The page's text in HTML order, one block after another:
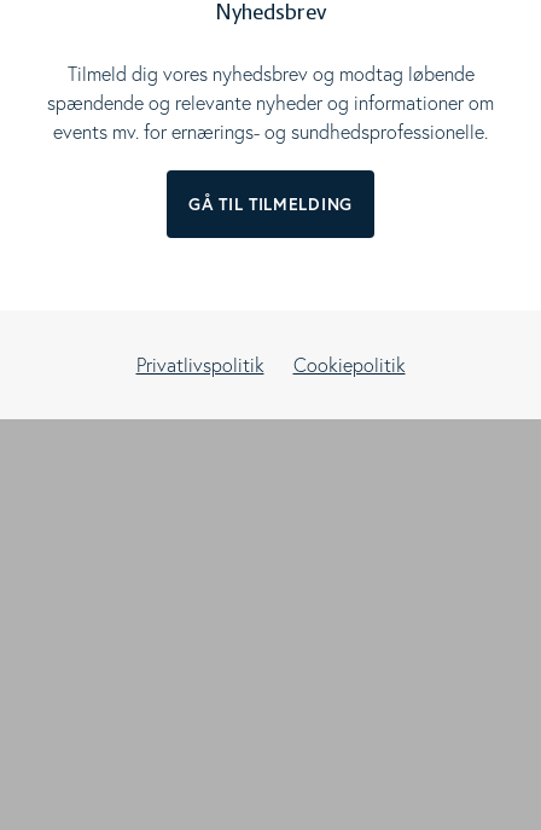
Nyhedsbrev
Tilmeld dig vores nyhedsbrev og modtag løbende
spændende og relevante nyheder og informationer om
events mv. for ernærings- og sundhedsprofessionelle.
GÅ TIL TILMELDING
Privatlivspolitik Cookiepolitik